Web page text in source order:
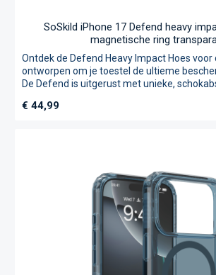
SoSkild iPhone 17 Defend heavy
magnetische ring
Ontdek de Defend Heavy Impact Hoes voor
ontworpen om je toestel de ultieme
De Defend is uitgerust met unieke,
onderdeel is gemaakt van extra stevig
waarmee je de MagSafe-oplader
kunt bevestigen en draadloos op kunt
SoSkild, “ultieme bescherming door
is duidelijk terug te zien in elk detail van dit
tests door TÜV Nord, bieden de SoSkild
200% meer weerstand tegen stoten en
met standaard hoesjes. Pyramid Corners®:
schokabsorberende hoeken die stuiteren
Normale prijs:
€ 44,99